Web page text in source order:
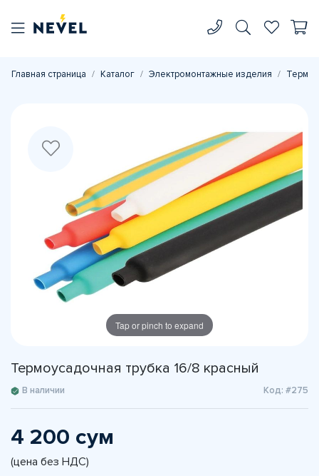
Главная страница Каталог Электромонтажные изделия
Tap or pinch to expand
Термоусадочная трубка 16/8 красный
В наличии Код: #275
4 200 сум
(цена без НДС)